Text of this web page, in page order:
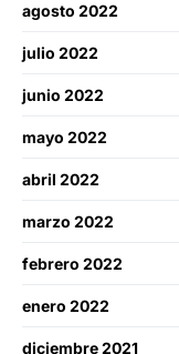
agosto 2022
julio 2022
junio 2022
mayo 2022
abril 2022
marzo 2022
febrero 2022
enero 2022
diciembre 2021